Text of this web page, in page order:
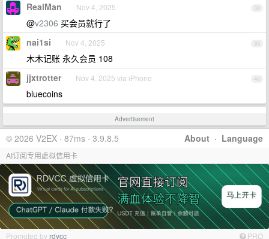
38
RealMan Nov 4, 2025
@v2306 买会员就行了
39
nai1si Nov 4, 2025
木木记账 永久会员 108
40
jjxtrotter Nov 4, 2025 via iPhone
bluecoins
Advertisement
About · Language
© 2026 V2EX · 87ms · 3.9.8.5
AI订阅专用虚拟信用卡
Promoted by rdvcc PRO